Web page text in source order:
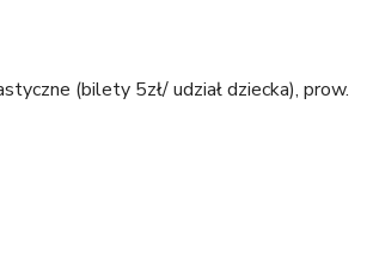
(bilety 5zł/ udział dziecka), prow.